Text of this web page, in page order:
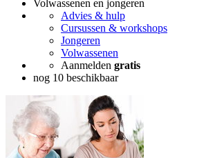
Volwassenen en jongeren
Advies & hulp
Cursussen & workshops
Jongeren
Volwassenen
Aanmelden gratis
nog 10 beschikbaar